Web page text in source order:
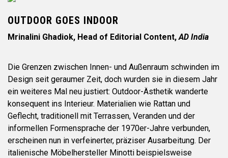
OUTDOOR GOES INDOOR
Mrinalini Ghadiok, Head of Editorial Content, AD India
Die Grenzen zwischen Innen- und Außenraum schwinden im
Design seit geraumer Zeit, doch wurden sie in diesem Jahr
ein weiteres Mal neu justiert: Outdoor-Ästhetik wanderte
konsequent ins Interieur. Materialien wie Rattan und
Geflecht, traditionell mit Terrassen, Veranden und der
informellen Formensprache der 1970er-Jahre verbunden,
erscheinen nun in verfeinerter, präziser Ausarbeitung. Der
italienische Möbelhersteller Minotti beispielsweise